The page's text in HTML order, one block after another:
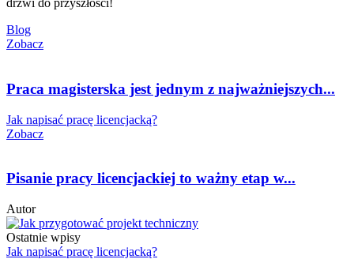
drzwi do przyszłości!
Blog
Zobacz
Praca magisterska jest jednym z najważniejszych...
Jak napisać pracę licencjacką?
Zobacz
Pisanie pracy licencjackiej to ważny etap w...
Autor
Ostatnie wpisy
Jak napisać pracę licencjacką?